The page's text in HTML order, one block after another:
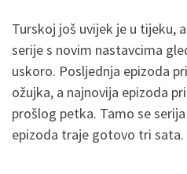
Turskoj još uvijek je u tijeku,
serije s novim nastavcima
uskoro. Posljednja epizoda
ožujka, a najnovija epizoda
prošlog petka. Tamo se
epizoda traje gotovo tri sata.